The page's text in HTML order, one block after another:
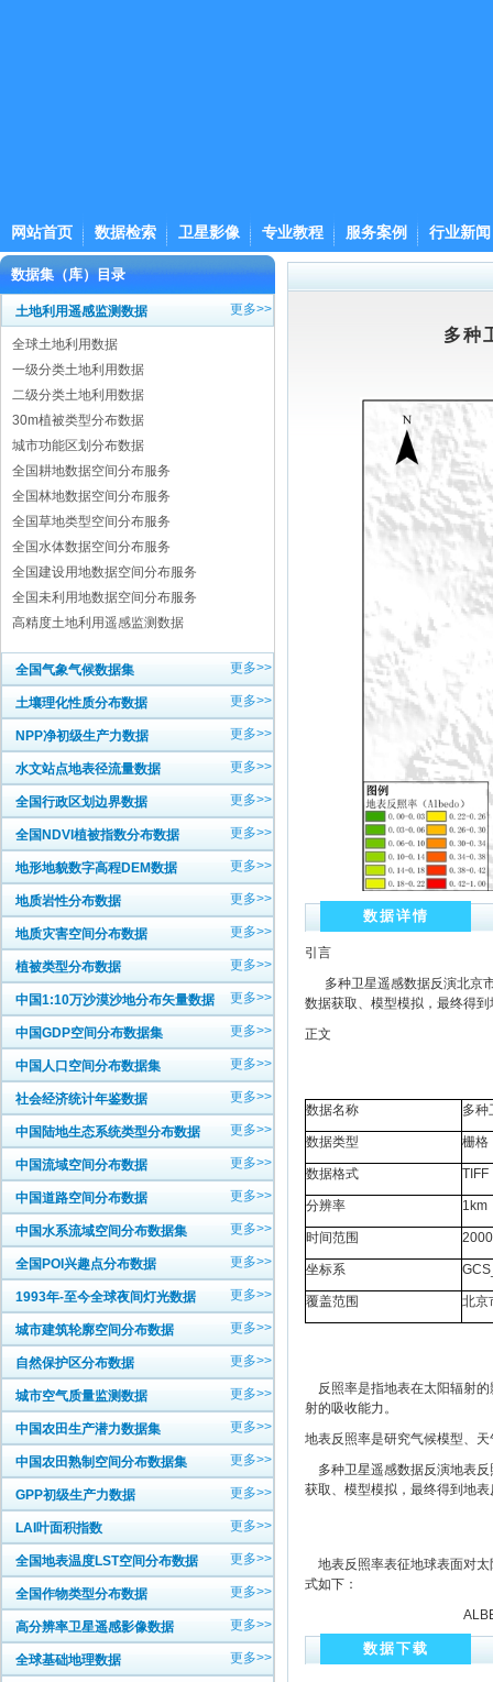
网站首页 数据检索 卫星影像 专业教程 服务案例 行业新闻
数据集（库）目录
土地利用遥感监测数据 更多>>
全球土地利用数据
一级分类土地利用数据
二级分类土地利用数据
30m植被类型分布数据
城市功能区划分布数据
全国耕地数据空间分布服务
全国林地数据空间分布服务
全国草地类型空间分布服务
全国水体数据空间分布服务
全国建设用地数据空间分布服务
全国未利用地数据空间分布服务
高精度土地利用遥感监测数据
全国气象气候数据集 更多>>
土壤理化性质分布数据 更多>>
NPP净初级生产力数据 更多>>
水文站点地表径流量数据 更多>>
全国行政区划边界数据 更多>>
全国NDVI植被指数分布数据 更多>>
地形地貌数字高程DEM数据 更多>>
地质岩性分布数据 更多>>
地质灾害空间分布数据 更多>>
植被类型分布数据 更多>>
中国1:10万沙漠沙地分布矢量数据 更多>>
中国GDP空间分布数据集 更多>>
中国人口空间分布数据集 更多>>
社会经济统计年鉴数据 更多>>
中国陆地生态系统类型分布数据 更多>>
中国流域空间分布数据 更多>>
中国道路空间分布数据 更多>>
中国水系流域空间分布数据集 更多>>
全国POI兴趣点分布数据 更多>>
1993年-至今全球夜间灯光数据 更多>>
城市建筑轮廓空间分布数据 更多>>
自然保护区分布数据 更多>>
城市空气质量监测数据 更多>>
中国农田生产潜力数据集 更多>>
中国农田熟制空间分布数据集 更多>>
GPP初级生产力数据 更多>>
LAI叶面积指数 更多>>
全国地表温度LST空间分布数据 更多>>
全国作物类型分布数据 更多>>
高分辨率卫星遥感影像数据 更多>>
全球基础地理数据 更多>>
多种
数据详情
引言
多种卫星遥感数据反演北京
数据获取、模型模拟，最终得
正文
数据名称 多种
数据类型 栅格
数据格式 TIFF
分辨率 1km
时间范围
坐标系
覆盖范围 北京
反照率是指地表在太阳辐射的
射的吸收能力。
地表反照率是研究气候模型、
多种卫星遥感数据反演地表反
获取、模型模拟，最终得到地
地表反照率表征地球表面对太
式如下：
数据下载